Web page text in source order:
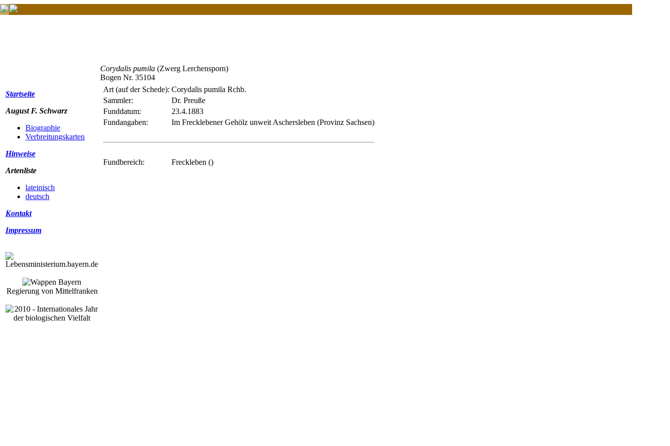
Startseite
August F. Schwarz
Biographie
Verbreitungskarten
Hinweise
Artenliste
lateinisch
deutsch
Kontakt
Impressum
Regierung von Mittelfranken
Corydalis pumila (Zwerg Lerchensporn)
Bogen Nr. 35104
Art (auf der Schede): Corydalis pumila Rchb.
Sammler:
Dr. Preuße
Funddatum:
23.4.1883
Fundangaben:
Im Frecklebener Gehölz unweit Aschersleben (Provinz Sachsen)
Fundbereich: Freckleben ()